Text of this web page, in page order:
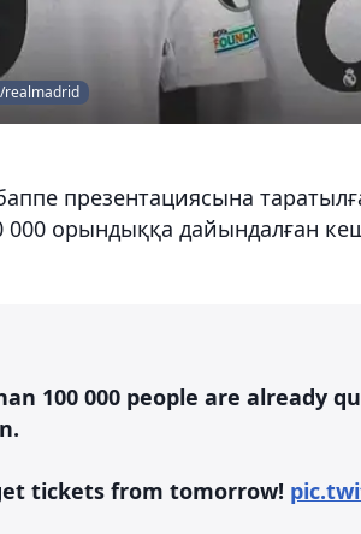
realmadrid
презентациясына
000 орындыққа дайындалған
100 000 people are already
tickets from tomorrow!